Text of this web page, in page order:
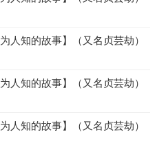
人知的故事】（又名贞芸劫）
人知的故事】（又名贞芸劫）
人知的故事】（又名贞芸劫）